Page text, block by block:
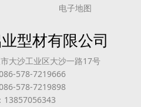
电子地图
型材有限公司
大沙工业区大沙一路17号
578-7219666
578-7219898
13857056343